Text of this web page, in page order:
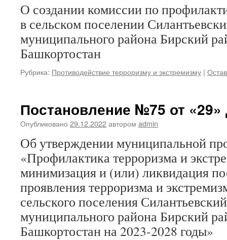
О создании комиссии по
в сельском поселении
муниципального района Бирский
Башкортостан
Рубрика: Противодействие терроризму и экстремизму |
Постановление №75 от «29»
Опубликовано 29.12.2022автором admin
Об утверждении муниципальной
«Профилактика терроризма и
минимизация и (или) ликвидация
проявления терроризма и
сельского поселения
муниципального района Бирский
Башкортостан на 2023-2028 годы»